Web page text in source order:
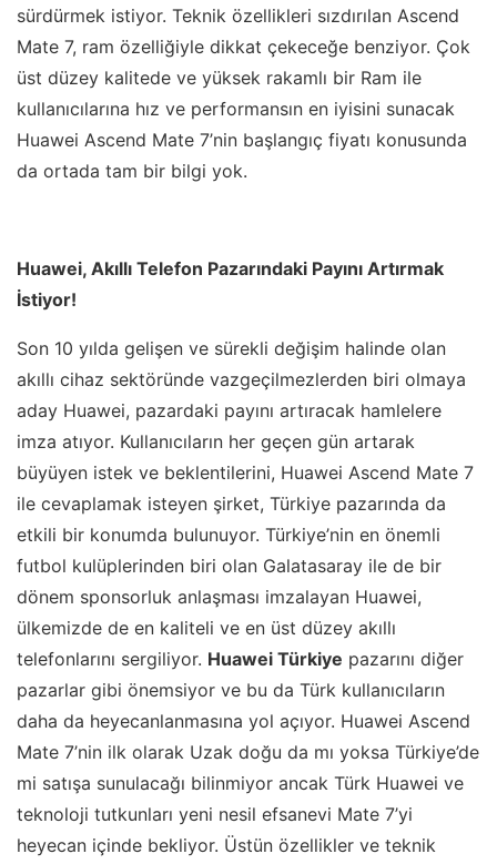
sürdürmek istiyor. Teknik özellikleri sızdırılan Ascend
Mate 7, ram özelliğiyle dikkat çekeceğe benziyor. Çok
üst düzey kalitede ve yüksek rakamlı bir Ram ile
kullanıcılarına hız ve performansın en iyisini sunacak
Huawei Ascend Mate 7’nin başlangıç fiyatı konusunda
da ortada tam bir bilgi yok.
Huawei, Akıllı Telefon Pazarındaki Payını Artırmak
İstiyor!
Son 10 yılda gelişen ve sürekli değişim halinde olan
akıllı cihaz sektöründe vazgeçilmezlerden biri olmaya
aday Huawei, pazardaki payını artıracak hamlelere
imza atıyor. Kullanıcıların her geçen gün artarak
büyüyen istek ve beklentilerini, Huawei Ascend Mate 7
ile cevaplamak isteyen şirket, Türkiye pazarında da
etkili bir konumda bulunuyor. Türkiye’nin en önemli
futbol kulüplerinden biri olan Galatasaray ile de bir
dönem sponsorluk anlaşması imzalayan Huawei,
ülkemizde de en kaliteli ve en üst düzey akıllı
telefonlarını sergiliyor. Huawei Türkiye pazarını diğer
pazarlar gibi önemsiyor ve bu da Türk kullanıcıların
daha da heyecanlanmasına yol açıyor. Huawei Ascend
Mate 7’nin ilk olarak Uzak doğu da mı yoksa Türkiye’de
mi satışa sunulacağı bilinmiyor ancak Türk Huawei ve
teknoloji tutkunları yeni nesil efsanevi Mate 7’yi
heyecan içinde bekliyor. Üstün özellikler ve teknik